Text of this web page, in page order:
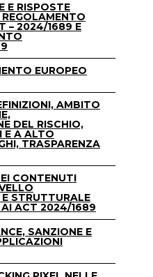
E RISPOSTE
– 2024/1689 E
EUROPEO
AMBITO
DEL RISCHIO,
E A ALTO
TRASPARENZA
CONTENUTI
STRUTTURALE
AI ACT 2024/1689
SANZIONE E